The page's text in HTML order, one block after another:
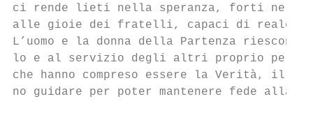
ci rende lieti nella speranza, forti nella
alle gioie dei fratelli, capaci di reale
L’uomo e la donna della Partenza
lo e al servizio degli altri proprio perché
che hanno compreso essere la Verità, il
no guidare per poter mantenere fede alla